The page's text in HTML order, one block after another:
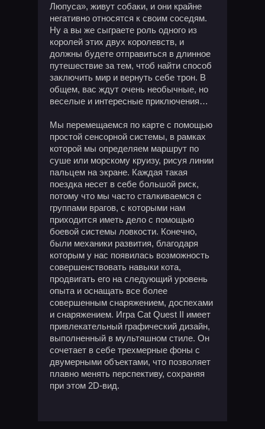
Люпуса», живут собаки, и они крайне
негативно относятся к своим соседям.
Ну а вы же сыграете роль одного из
королей этих двух королевств, и
должны будете отправиться в длинное
путешествие за тем, чтоб найти способ
заключить мир и вернуть себе трон. В
общем, вас ждут очень необычные, но
веселые и интересные приключения…
Мы перемещаемся по карте с помощью
простой сенсорной системы, в рамках
которой мы определяем маршрут по
суше или морскому круизу, рисуя линии
пальцем на экране. Каждая такая
поездка несет в себе большой риск,
потому что мы часто сталкиваемся с
группами врагов, с которыми нам
приходится иметь дело с помощью
боевой системы ловкости. Конечно,
были механики развития, благодаря
которым у нас появилась возможность
совершенствовать навыки кота,
продвигать его на следующий уровень
опыта и оснащать все более
совершенным снаряжением, доспехами
и снаряжением. Игра Cat Quest II имеет
привлекательный графический дизайн,
выполненный в мультяшном стиле. Он
сочетает в себе трехмерные фоны с
двумерными объектами, что позволяет
плавно менять перспективу, сохраняя
при этом 2D-вид.